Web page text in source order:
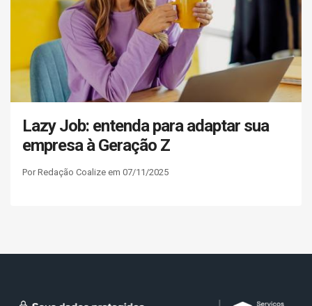
Lazy Job: entenda para adaptar sua
empresa à Geração Z
Por Redação Coalize em 07/11/2025